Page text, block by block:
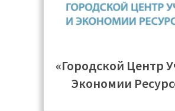
«Городской Центр
Экономии